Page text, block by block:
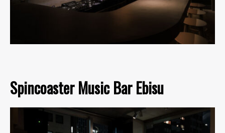
Spincoaster Music Bar Ebisu